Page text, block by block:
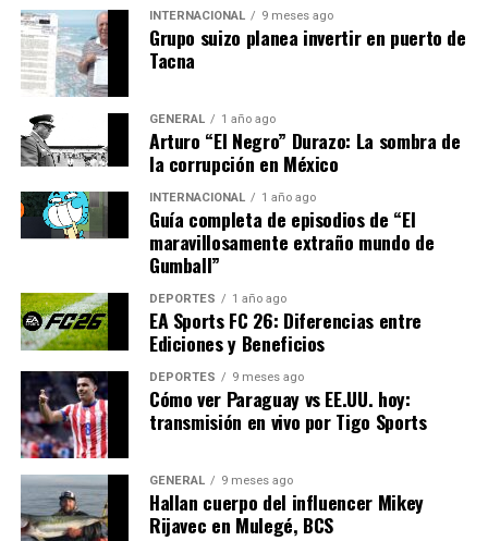
Uno de los principales obstáculos es la necesidad de una
infraestructura adecuada que soporte estas nuevas
tecnologías. Además, la inversión inicial en tecnología
avanzada puede ser significativa, lo que requiere un
compromiso financiero considerable por parte de las
empresas y los gobiernos.
“Es esencial que las
políticas gubernamentales
apoyen la innovación
tecnológica en el sector
energético para superar los
desafíos actuales”,
comentó Javier Martínez,
analista de políticas
energéticas.
INTERNACIONAL 9 meses ago
Grupo suizo planea invertir en puerto de
Tacna
GENERAL 1 año ago
Arturo “El Negro” Durazo: La sombra de
la corrupción en México
INTERNACIONAL 1 año ago
Guía completa de episodios de “El
maravillosamente extraño mundo de
Gumball”
DEPORTES 1 año ago
EA Sports FC 26: Diferencias entre
Ediciones y Beneficios
DEPORTES 9 meses ago
Cómo ver Paraguay vs EE.UU. hoy:
transmisión en vivo por Tigo Sports
GENERAL 9 meses ago
Hallan cuerpo del influencer Mikey
Rijavec en Mulegé, BCS